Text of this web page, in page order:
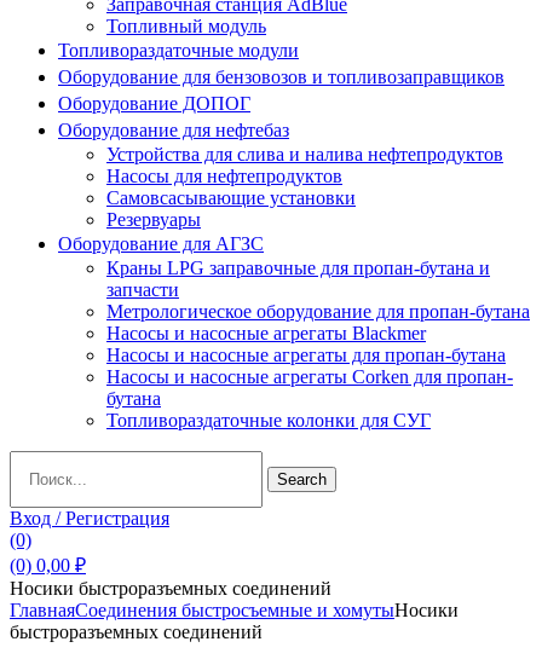
Заправочная станция AdBlue
Топливный модуль
Топливораздаточные модули
Оборудование для бензовозов и топливозаправщиков
Оборудование ДОПОГ
Оборудование для нефтебаз
Устройства для слива и налива нефтепродуктов
Насосы для нефтепродуктов
Самовсасывающие установки
Резервуары
Оборудование для АГЗС
Краны LPG заправочные для пропан-бутана и
запчасти
Метрологическое оборудование для пропан-бутана
Насосы и насосные агрегаты Blackmer
Насосы и насосные агрегаты для пропан-бутана
Насосы и насосные агрегаты Corken для пропан-
бутана
Топливораздаточные колонки для СУГ
for:
Search
Вход / Регистрация
(0)
(0) 0,00 ₽
Носики быстроразъемных соединений
ГлавнаяСоединения быстросъемные и хомутыНосики
быстроразъемных соединений